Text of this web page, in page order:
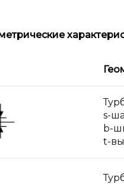
s-
b-
t-